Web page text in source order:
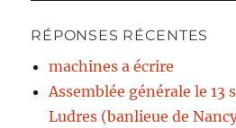
RÉPONSES RÉCENTES
machines a écrire
Assemblée générale le 13
Ludres (banlieue de